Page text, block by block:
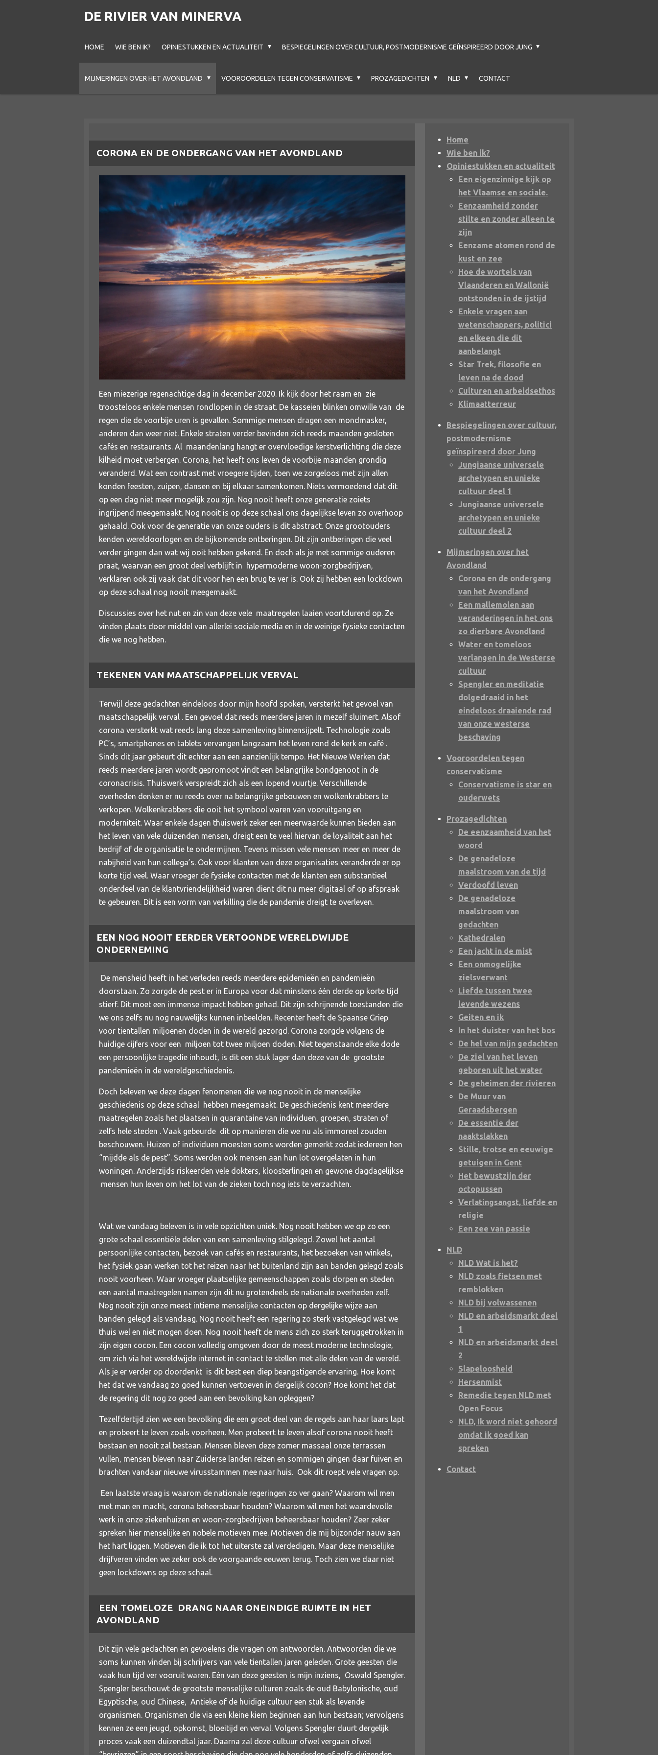
DE RIVIER VAN MINERVA
HOME WIE BEN IK? OPINIESTUKKEN EN ACTUALITEIT BESPIEGELINGEN OVER CULTUUR, POSTMODERNISME GEÏNSPIREERD DOOR JUNG
MIJMERINGEN OVER HET AVONDLAND VOOROORDELEN TEGEN CONSERVATISME PROZAGEDICHTEN NLD CONTACT
CORONA EN DE ONDERGANG VAN HET AVONDLAND
Een miezerige regenachtige dag in december 2020. Ik kijk door het raam en zie
troosteloos enkele mensen rondlopen in de straat. De kasseien blinken omwille van de
regen die de voorbije uren is gevallen. Sommige mensen dragen een mondmasker,
anderen dan weer niet. Enkele straten verder bevinden zich reeds maanden gesloten
cafés en restaurants. Al maandenlang hangt er overvloedige kerstverlichting die deze
kilheid moet verbergen. Corona, het heeft ons leven de voorbije maanden grondig
veranderd. Wat een contrast met vroegere tijden, toen we zorgeloos met zijn allen
konden feesten, zuipen, dansen en bij elkaar samenkomen. Niets vermoedend dat dit
op een dag niet meer mogelijk zou zijn. Nog nooit heeft onze generatie zoiets
ingrijpend meegemaakt. Nog nooit is op deze schaal ons dagelijkse leven zo overhoop
gehaald. Ook voor de generatie van onze ouders is dit abstract. Onze grootouders
kenden wereldoorlogen en de bijkomende ontberingen. Dit zijn ontberingen die veel
verder gingen dan wat wij ooit hebben gekend. En doch als je met sommige ouderen
praat, waarvan een groot deel verblijft in hypermoderne woon-zorgbedrijven,
verklaren ook zij vaak dat dit voor hen een brug te ver is. Ook zij hebben een lockdown
op deze schaal nog nooit meegemaakt.
Discussies over het nut en zin van deze vele maatregelen laaien voortdurend op. Ze
vinden plaats door middel van allerlei sociale media en in de weinige fysieke contacten
die we nog hebben.
TEKENEN VAN MAATSCHAPPELIJK VERVAL
Terwijl deze gedachten eindeloos door mijn hoofd spoken, versterkt het gevoel van
maatschappelijk verval . Een gevoel dat reeds meerdere jaren in mezelf sluimert. Alsof
corona versterkt wat reeds lang deze samenleving binnensijpelt. Technologie zoals
PC’s, smartphones en tablets vervangen langzaam het leven rond de kerk en café .
Sinds dit jaar gebeurt dit echter aan een aanzienlijk tempo. Het Nieuwe Werken dat
reeds meerdere jaren wordt gepromoot vindt een belangrijke bondgenoot in de
coronacrisis. Thuiswerk verspreidt zich als een lopend vuurtje. Verschillende
overheden denken er nu reeds over na belangrijke gebouwen en wolkenkrabbers te
verkopen. Wolkenkrabbers die ooit het symbool waren van vooruitgang en
moderniteit. Waar enkele dagen thuiswerk zeker een meerwaarde kunnen bieden aan
het leven van vele duizenden mensen, dreigt een te veel hiervan de loyaliteit aan het
bedrijf of de organisatie te ondermijnen. Tevens missen vele mensen meer en meer de
nabijheid van hun collega’s. Ook voor klanten van deze organisaties veranderde er op
korte tijd veel. Waar vroeger de fysieke contacten met de klanten een substantieel
onderdeel van de klantvriendelijkheid waren dient dit nu meer digitaal of op afspraak
te gebeuren. Dit is een vorm van verkilling die de pandemie dreigt te overleven.
EEN NOG NOOIT EERDER VERTOONDE WERELDWIJDE
ONDERNEMING
De mensheid heeft in het verleden reeds meerdere epidemieën en pandemieën
doorstaan. Zo zorgde de pest er in Europa voor dat minstens één derde op korte tijd
stierf. Dit moet een immense impact hebben gehad. Dit zijn schrijnende toestanden die
we ons zelfs nu nog nauwelijks kunnen inbeelden. Recenter heeft de Spaanse Griep
voor tientallen miljoenen doden in de wereld gezorgd. Corona zorgde volgens de
huidige cijfers voor een miljoen tot twee miljoen doden. Niet tegenstaande elke dode
een persoonlijke tragedie inhoudt, is dit een stuk lager dan deze van de grootste
pandemieën in de wereldgeschiedenis.
Doch beleven we deze dagen fenomenen die we nog nooit in de menselijke
geschiedenis op deze schaal hebben meegemaakt. De geschiedenis kent meerdere
maatregelen zoals het plaatsen in quarantaine van individuen, groepen, straten of
zelfs hele steden . Vaak gebeurde dit op manieren die we nu als immoreel zouden
beschouwen. Huizen of individuen moesten soms worden gemerkt zodat iedereen hen
“mijdde als de pest”. Soms werden ook mensen aan hun lot overgelaten in hun
woningen. Anderzijds riskeerden vele dokters, kloosterlingen en gewone dagdagelijkse
mensen hun leven om het lot van de zieken toch nog iets te verzachten.
Wat we vandaag beleven is in vele opzichten uniek. Nog nooit hebben we op zo een
grote schaal essentiële delen van een samenleving stilgelegd. Zowel het aantal
persoonlijke contacten, bezoek van cafés en restaurants, het bezoeken van winkels,
het fysiek gaan werken tot het reizen naar het buitenland zijn aan banden gelegd zoals
nooit voorheen. Waar vroeger plaatselijke gemeenschappen zoals dorpen en steden
een aantal maatregelen namen zijn dit nu grotendeels de nationale overheden zelf.
Nog nooit zijn onze meest intieme menselijke contacten op dergelijke wijze aan
banden gelegd als vandaag. Nog nooit heeft een regering zo sterk vastgelegd wat we
thuis wel en niet mogen doen. Nog nooit heeft de mens zich zo sterk teruggetrokken in
zijn eigen cocon. Een cocon volledig omgeven door de meest moderne technologie,
om zich via het wereldwijde internet in contact te stellen met alle delen van de wereld.
Als je er verder op doordenkt is dit best een diep beangstigende ervaring. Hoe komt
het dat we vandaag zo goed kunnen vertoeven in dergelijk cocon? Hoe komt het dat
de regering dit nog zo goed aan een bevolking kan opleggen?
Tezelfdertijd zien we een bevolking die een groot deel van de regels aan haar laars lapt
en probeert te leven zoals voorheen. Men probeert te leven alsof corona nooit heeft
bestaan en nooit zal bestaan. Mensen bleven deze zomer massaal onze terrassen
vullen, mensen bleven naar Zuiderse landen reizen en sommigen gingen daar fuiven en
brachten vandaar nieuwe virusstammen mee naar huis. Ook dit roept vele vragen op.
Een laatste vraag is waarom de nationale regeringen zo ver gaan? Waarom wil men
met man en macht, corona beheersbaar houden? Waarom wil men het waardevolle
werk in onze ziekenhuizen en woon-zorgbedrijven beheersbaar houden? Zeer zeker
spreken hier menselijke en nobele motieven mee. Motieven die mij bijzonder nauw aan
het hart liggen. Motieven die ik tot het uiterste zal verdedigen. Maar deze menselijke
drijfveren vinden we zeker ook de voorgaande eeuwen terug. Toch zien we daar niet
geen lockdowns op deze schaal.
EEN TOMELOZE DRANG NAAR ONEINDIGE RUIMTE IN HET
AVONDLAND
Dit zijn vele gedachten en gevoelens die vragen om antwoorden. Antwoorden die we
soms kunnen vinden bij schrijvers van vele tientallen jaren geleden. Grote geesten die
vaak hun tijd ver vooruit waren. Eén van deze geesten is mijn inziens, Oswald Spengler.
Spengler beschouwt de grootste menselijke culturen zoals de oud Babylonische, oud
Egyptische, oud Chinese, Antieke of de huidige cultuur een stuk als levende
organismen. Organismen die via een kleine kiem beginnen aan hun bestaan; vervolgens
kennen ze een jeugd, opkomst, bloeitijd en verval. Volgens Spengler duurt dergelijk
proces vaak een duizendtal jaar. Daarna zal deze cultuur ofwel vergaan ofwel
Home
Wie ben ik?
Opiniestukken en actualiteit
Een eigenzinnige kijk op
het Vlaamse en sociale.
Eenzaamheid zonder
stilte en zonder alleen te
zijn
Eenzame atomen rond de
kust en zee
Hoe de wortels van
Vlaanderen en Wallonië
ontstonden in de ijstijd
Enkele vragen aan
wetenschappers, politici
en elkeen die dit
aanbelangt
Star Trek, filosofie en
leven na de dood
Culturen en arbeidsethos
Klimaatterreur
Bespiegelingen over cultuur,
postmodernisme
geïnspireerd door Jung
Jungiaanse universele
archetypen en unieke
cultuur deel 1
Jungiaanse universele
archetypen en unieke
cultuur deel 2
Mijmeringen over het
Avondland
Corona en de ondergang
van het Avondland
Een mallemolen aan
veranderingen in het ons
zo dierbare Avondland
Water en tomeloos
verlangen in de Westerse
cultuur
Spengler en meditatie
dolgedraaid in het
eindeloos draaiende rad
van onze westerse
beschaving
Vooroordelen tegen
conservatisme
Conservatisme is star en
ouderwets
Prozagedichten
De eenzaamheid van het
woord
De genadeloze
maalstroom van de tijd
Verdoofd leven
De genadeloze
maalstroom van
gedachten
Kathedralen
Een jacht in de mist
Een onmogelijke
zielsverwant
Liefde tussen twee
levende wezens
Geiten en ik
In het duister van het bos
De hel van mijn gedachten
De ziel van het leven
geboren uit het water
De geheimen der rivieren
De Muur van
Geraadsbergen
De essentie der
naaktslakken
Stille, trotse en eeuwige
getuigen in Gent
Het bewustzijn der
octopussen
Verlatingsangst, liefde en
religie
Een zee van passie
NLD
NLD Wat is het?
NLD zoals fietsen met
remblokken
NLD bij volwassenen
NLD en arbeidsmarkt deel
1
NLD en arbeidsmarkt deel
2
Slapeloosheid
Hersenmist
Remedie tegen NLD met
Open Focus
NLD, Ik word niet gehoord
omdat ik goed kan
spreken
Contact